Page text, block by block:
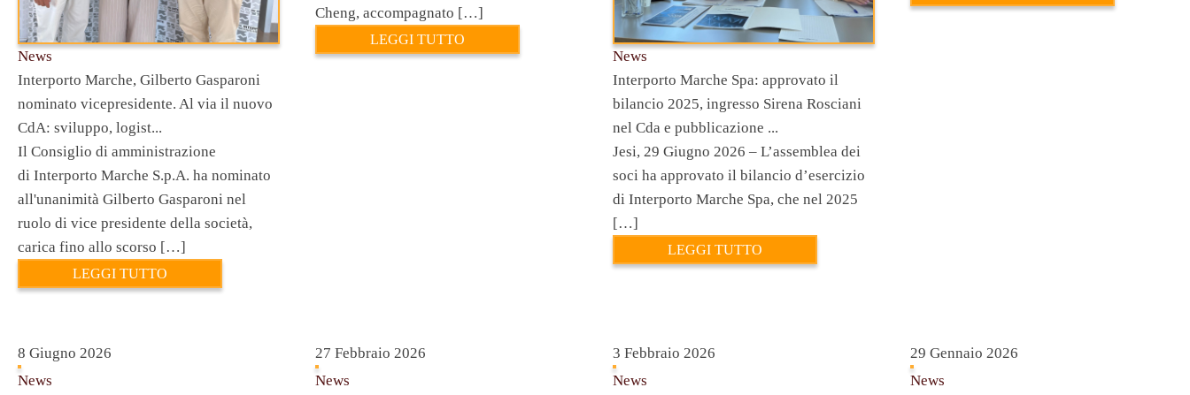
News
Interporto Marche, Gilberto Gasparoni
nominato vicepresidente. Al via il nuovo
CdA: sviluppo, logist...
Il Consiglio di amministrazione
di Interporto Marche S.p.A. ha nominato
all'unanimità Gilberto Gasparoni nel
ruolo di vice presidente della società,
carica fino allo scorso […]
LEGGI TUTTO
Cheng, accompagnato […]
LEGGI TUTTO
News
Interporto Marche Spa: approvato il
bilancio 2025, ingresso Sirena Rosciani
nel Cda e pubblicazione ...
Jesi, 29 Giugno 2026 – L’assemblea dei
soci ha approvato il bilancio d’esercizio
di Interporto Marche Spa, che nel 2025
[…]
LEGGI TUTTO
8 Giugno 2026
News
27 Febbraio 2026
News
3 Febbraio 2026
News
29 Gennaio 2026
News